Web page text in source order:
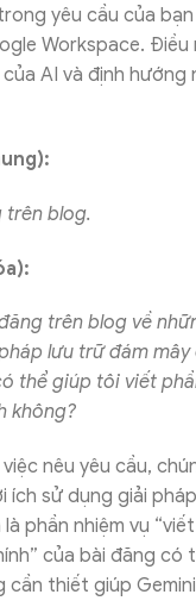
yêu cầu của
Workspace. Điều
AI và định
trên blog.
trên blog về
lưu trữ đám
thể giúp tôi viết
không?
nêu yêu cầu,
ích sử dụng giải
là phần nhiệm vụ
của bài đăng có
cần thiết giúp